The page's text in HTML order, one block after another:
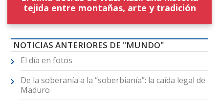
tejida entre montañas, arte y tradición
NOTICIAS ANTERIORES DE "MUNDO"
El día en fotos
De la soberanía a la “soberbianía”: la caída legal de
Maduro